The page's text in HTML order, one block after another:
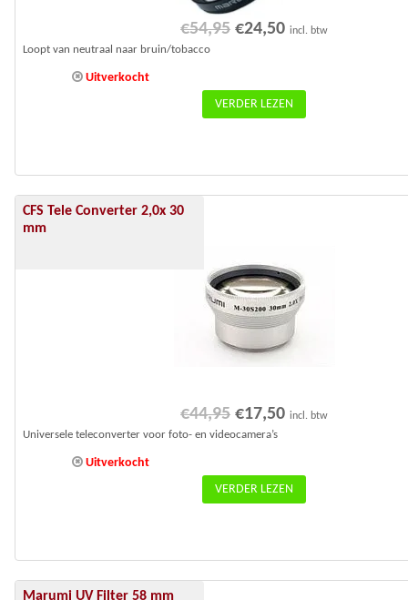
€54,95 Oorspronkelijke
€54,95.
€24,50Huidige
€24,50.
incl. btw
Uitverkocht
Loopt van neutraal naar bruin/tobacco
VERDER LEZEN
Aanbieding!
CFS Tele Converter 2,0x 30
mm
€44,95 Oorspronkelijke
prijs
€44,95.
€17,50Huidige
€17,50.
incl. btw
Uitverkocht
Universele teleconverter voor foto- en videocamera’s
VERDER LEZEN
Marumi UV Filter 58 mm